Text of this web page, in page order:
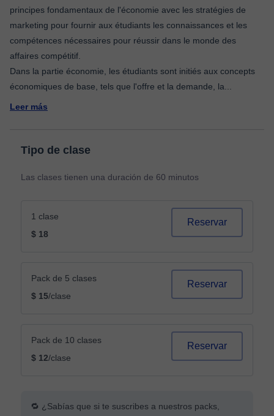
principes fondamentaux de l'économie avec les stratégies de
marketing pour fournir aux étudiants les connaissances et les
compétences nécessaires pour réussir dans le monde des
affaires compétitif.
Dans la partie économie, les étudiants sont initiés aux concepts
économiques de base, tels que l'offre et la demande, la
Leer más
Tipo de clase
Las clases tienen una duración de 60 minutos
1 clase
$ 18
Reservar
Pack de 5 clases
$ 15/clase
Reservar
Pack de 10 clases
$ 12/clase
Reservar
🔁 ¿Sabías que si te suscribes a nuestros packs,